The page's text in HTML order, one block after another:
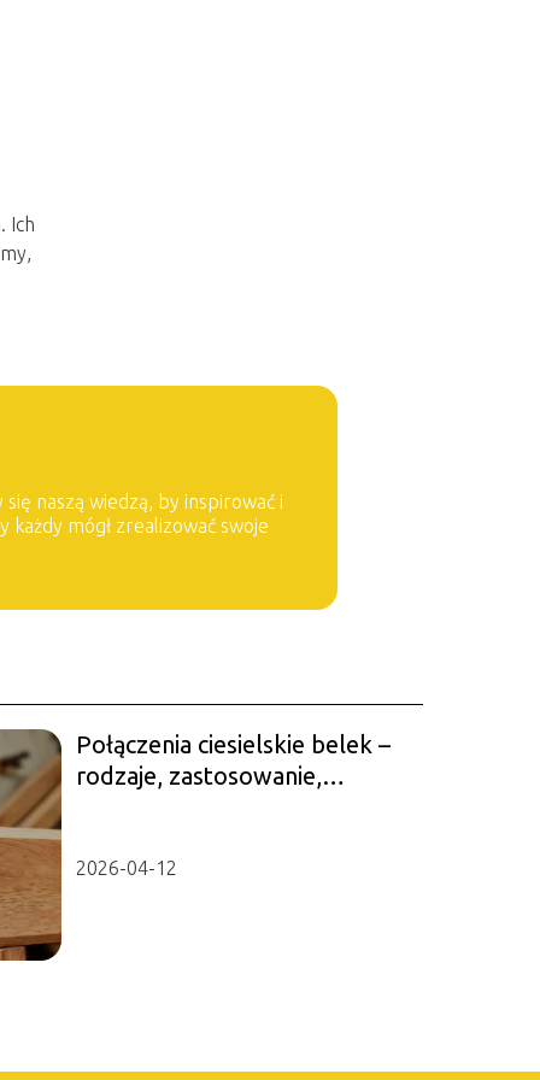
Ich
naszą wiedzą, by inspirować i
mógł zrealizować swoje
Połączenia ciesielskie belek –
rodzaje, zastosowanie,
2026-04-12